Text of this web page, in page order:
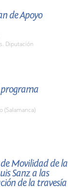
de Apoyo
Diputación
(Salamanca)
Movilidad de la
Sanz a las
de la travesía